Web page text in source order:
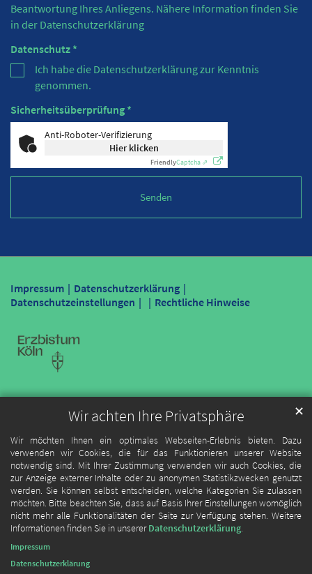
Wir achten Ihre Privatsphäre
Wir möchten Ihnen ein optimales Webseiten-Erlebnis bieten. Dazu
verwenden wir Cookies, die für das Funktionieren unserer Website
notwendig sind. Mit Ihrer Zustimmung verwenden wir auch Cookies, die
zur Anzeige externer Inhalte oder zu anonymen Statistikzwecken genutzt
werden. Sie können selbst entscheiden, welche Kategorien Sie zulassen
möchten. Bitte beachten Sie, dass auf Basis Ihrer Einstellungen womöglich
nicht mehr alle Funktionalitäten der Seite zur Verfügung stehen. Weitere
Informationen finden Sie in unsererDatenschutzerklärung.
✕
Impressum
Datenschutzerklärung
Beantwortung Ihres Anliegens. Nähere Information finden Sie
in der Datenschutzerklärung
Datenschutz *
Ich habe die Datenschutzerklärung zur Kenntnis
genommen.
Sicherheitsüberprüfung *
Anti-Roboter-Verifizierung
Hier klicken
FriendlyCaptcha ⇗
Impressum
Datenschutzerklärung
Datenschutzeinstellungen
Rechtliche Hinweise